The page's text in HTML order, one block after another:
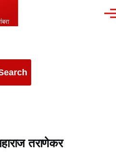
तराणेकर